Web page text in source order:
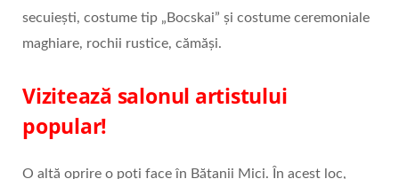
secuiești, costume tip „Bocskai” și costume ceremoniale
maghiare, rochii rustice, cămăși.
Vizitează salonul artistului
popular!
O altă oprire o poți face în Bățanii Mici. În acest loc,